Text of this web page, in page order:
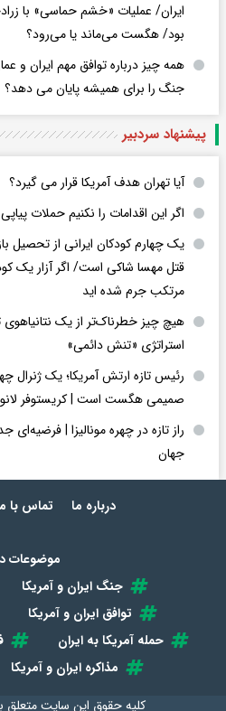
ایران/ عملیات «خشم حماسی» با
بود/ هگست می‌ماند یا می‌رود؟
همه چیز درباره توافق مهم ایران و
جنگ را برای همیشه پایان می دهد؟
پیشنهاد سردبیر
آیا تهران هدف آمریکا قرار می گیرد؟
اگر این اقدامات را نکنیم حملات
یک چهارم کودکان ایرانی از تحصیل
قتل مهسا شاکی است/ اگر آزار یک
مرتکب جرم شده اید
هیچ چیز خطرناک‌تر از یک
استراتژی «تنش دائمی»
رئیس تازه ارتش آمریکا؛ یک ژنرال
صمیمی هگست است | کریستوفر
راز تازه در چهره مونالیزا | فرضیه‌ای
جهان
درباره ما تماس با
موضوعات
جنگ ایران و آمریکا
توافق ایران و آمریکا
حمله آمریکا به ایران
مذاکره ایران و آمریکا
کلیه حقوق این سایت متعلق